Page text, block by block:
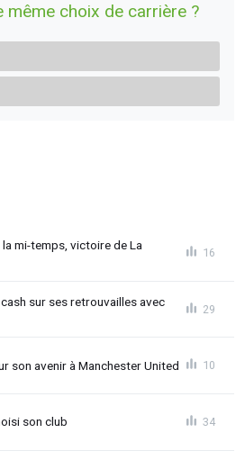
même choix de carrière ?
mi-temps, victoire de La
16
sur ses retrouvailles avec
29
son avenir à Manchester United 10
son club 34